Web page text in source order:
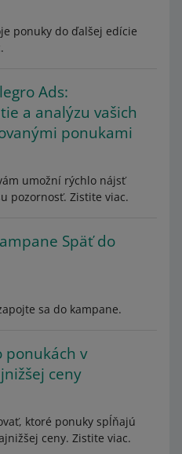
ponuky do ďalšej edície
Ads:
a analýzu vašich
ponukami
umožní rýchlo nájsť
pozornosť. Zistite viac.
Späť do
sa do kampane.
ponukách v
ceny
ktoré ponuky spĺňajú
ceny. Zistite viac.